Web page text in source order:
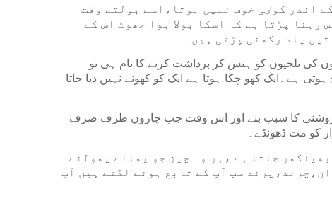
اندر کوٸی خوف نہیں ہوتا،اسے بولتے وقت
پڑتا ہے کہ اسکا بولا ہوا جھوٹ اس کے
یاد رکھنی پڑتی ہیں۔
کی تلخیوں کو ہنس کر برداشت کرنے کا نام ہی تو
ہے۔ایک کھو چکا ہوتا ہے ایک کو کھونے نہیں دیا جاتا
روشنی کا سبب بنے اور اس وقت جب چاروں طرف صرف
کو مت ڈھونڈے۔
جاتا ہے ،ہر وہ چیز جو پھلنے پھولنے
سب آپ کے تابع ہونے لگتے ہیں آپ